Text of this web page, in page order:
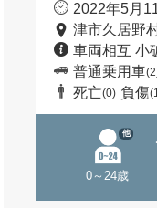
2022年5月
津市久居野
車両相互 小
普通乗用車
死亡(0) 負傷
0～24歳
他